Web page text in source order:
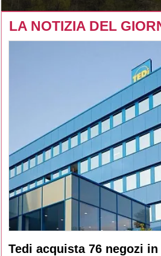
LA NOTIZIA DEL
Tedi acquista 76 negozi